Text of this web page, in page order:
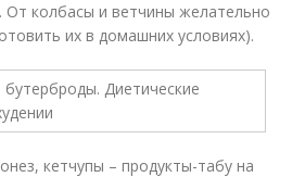
От колбасы и ветчины желательно
их в домашних условиях).
кетчупы – продукты-табу на